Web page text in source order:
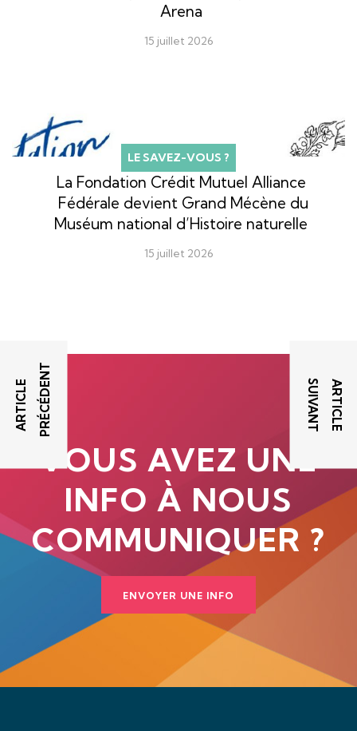
A
R
T
I
C
L
E
P
R
É
C
É
D
E
N T A
R
T
I
C
L
E
S
U
I
V
A
N
T
Arena
15 juillet 2026
LE SAVEZ-VOUS ?
La Fondation Crédit Mutuel Alliance
Fédérale devient Grand Mécène du
Muséum national d’Histoire naturelle
15 juillet 2026
VOUS AVEZ UNE
INFO À NOUS
COMMUNIQUER ?
ENVOYER UNE INFO